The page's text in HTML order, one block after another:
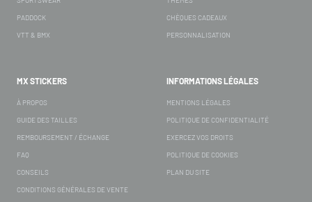
PADDOCK
VTT & BMX
CHÈQUES CADEAUX
PERSONNALISATION
MX STICKERS
À PROPOS
GUIDE DES TAILLES
REMBOURSEMENT / ÉCHANGE
FAQ
CONSEILS
CONDITIONS GÉNÉRALES DE VENTE
INFORMATIONS LÉGALES
MENTIONS LÉGALES
POLITIQUE DE CONFIDENTIALITÉ
EXERCEZ VOS DROITS
POLITIQUE DE COOKIES
PLAN DU SITE